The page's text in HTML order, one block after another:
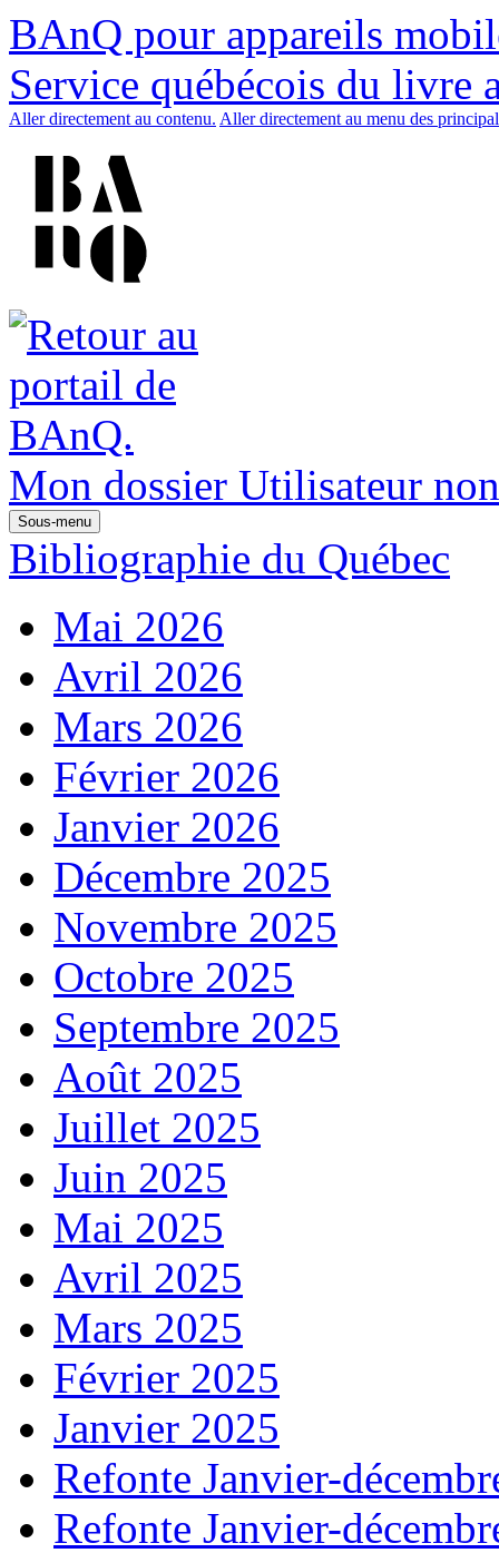
BAnQ pour appareils
Service québécois du livre
Aller directement au contenu. Aller directement au menu des
Mon dossier Utilisateur
Sous-menu
Bibliographie du Québec
Mai 2026
Avril 2026
Mars 2026
Février 2026
Janvier 2026
Décembre 2025
Novembre 2025
Octobre 2025
Septembre 2025
Août 2025
Juillet 2025
Juin 2025
Mai 2025
Avril 2025
Mars 2025
Février 2025
Janvier 2025
Refonte Janvier-
Refonte Janvier-